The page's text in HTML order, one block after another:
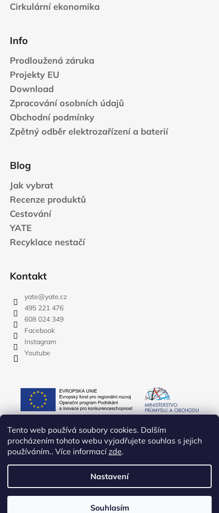
Tento web používá soubory cookies. Dalším
procházením tohoto webu vyjadřujete souhlas s jejich
používáním.. Více informacízde.
Nastavení
Souhlasím
Cirkulární ekonomika
Info
Prodloužená záruka
Projekty EU
Download
Zpracování osobních údajů
Obchodní podmínky
Zpětný odběr elektrozařízení a baterií
Blog
Jak vybrat
Recenze produktů
Cestování
YATE
Recyklace nestačí
Kontakt
yate@yate.cz
495 221 476
608 024 349
Facebook
Instagram
Youtube
Copyright 2026YATE.CZ. Všechna práva vyhrazena.Upravit
nastavení cookies